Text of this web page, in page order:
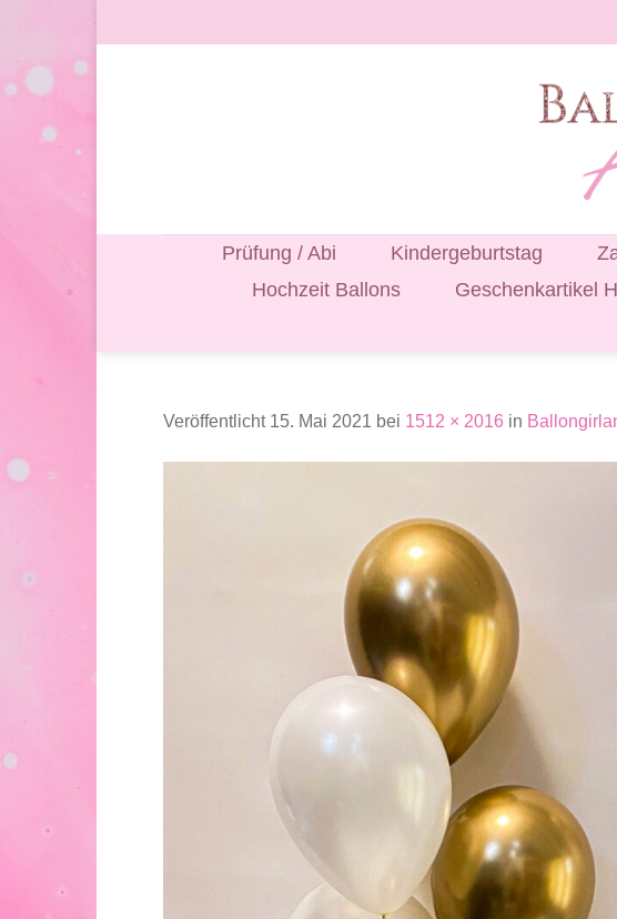
Inhalt
Prüfung / Abi Kindergeburtstag
Hochzeit Ballons
Geschenkartikel
Veröffentlicht 15. Mai 2021 bei 1512 × 2016 in